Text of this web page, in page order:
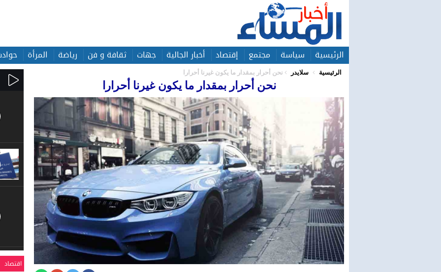
الرئيسية سياسة مجتمع إقتصاد أخبار الجالية جهات ثقافة و فن رياضة المرأة
الرئيسية سلايدر نحن أحرار بمقدار ما يكون غيرنا أحرارا
نحن أحرار بمقدار ما يكون غيرنا أحرارا
اقتصاد